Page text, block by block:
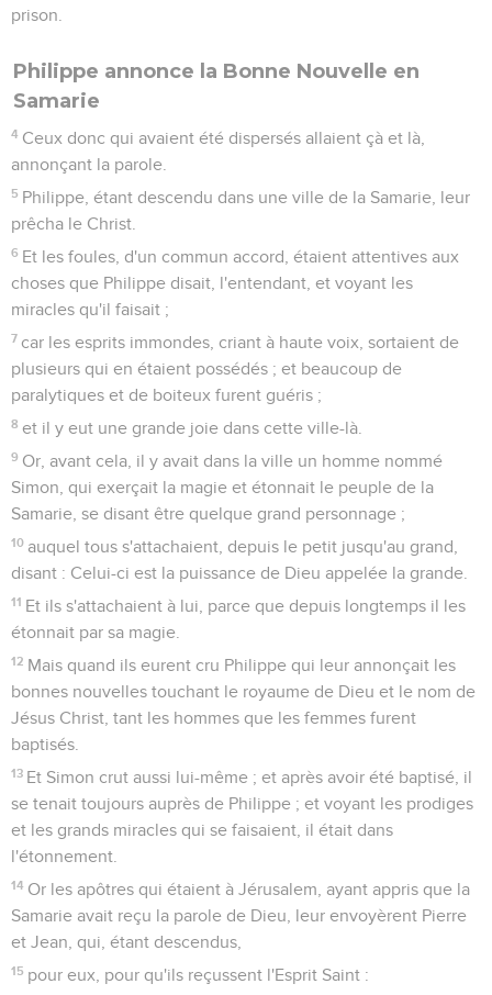
prison.
Philippe annonce la Bonne Nouvelle en
Samarie
4 Ceux donc qui avaient été dispersés allaient çà et là,
annonçant la parole.
5 Philippe, étant descendu dans une ville de la Samarie, leur
prêcha le Christ.
6 Et les foules, d'un commun accord, étaient attentives aux
choses que Philippe disait, l'entendant, et voyant les
miracles qu'il faisait ;
7 car les esprits immondes, criant à haute voix, sortaient de
plusieurs qui en étaient possédés ; et beaucoup de
paralytiques et de boiteux furent guéris ;
8 et il y eut une grande joie dans cette ville-là.
9 Or, avant cela, il y avait dans la ville un homme nommé
Simon, qui exerçait la magie et étonnait le peuple de la
Samarie, se disant être quelque grand personnage ;
10 auquel tous s'attachaient, depuis le petit jusqu'au grand,
disant : Celui-ci est la puissance de Dieu appelée la grande.
11 Et ils s'attachaient à lui, parce que depuis longtemps il les
étonnait par sa magie.
12 Mais quand ils eurent cru Philippe qui leur annonçait les
bonnes nouvelles touchant le royaume de Dieu et le nom de
Jésus Christ, tant les hommes que les femmes furent
baptisés.
13 Et Simon crut aussi lui-même ; et après avoir été baptisé, il
se tenait toujours auprès de Philippe ; et voyant les prodiges
et les grands miracles qui se faisaient, il était dans
l'étonnement.
14 Or les apôtres qui étaient à Jérusalem, ayant appris que la
Samarie avait reçu la parole de Dieu, leur envoyèrent Pierre
et Jean, qui, étant descendus,
15 pour eux, pour qu'ils reçussent l'Esprit Saint :